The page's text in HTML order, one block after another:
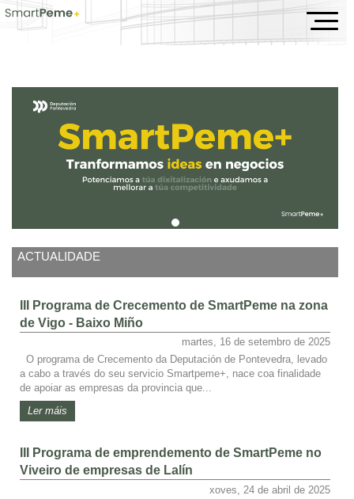
Inicio
ACTUALIDADE
III Programa de Crecemento de SmartPeme na zona
de Vigo - Baixo Miño
martes, 16 de setembro de 2025
O programa de Crecemento da Deputación de Pontevedra, levado
a cabo a través do seu servicio Smartpeme+, nace coa finalidade
de apoiar as empresas da provincia que...
Ler máis
III Programa de emprendemento de SmartPeme no
Viveiro de empresas de Lalín
xoves, 24 de abril de 2025